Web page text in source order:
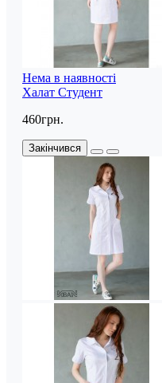
Нема в наявності
Халат Студент
460грн.
Закінчився